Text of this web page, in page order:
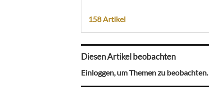
158 Artikel
Diesen Artikel beobachten
Einloggen, um Themen zu beobachten.